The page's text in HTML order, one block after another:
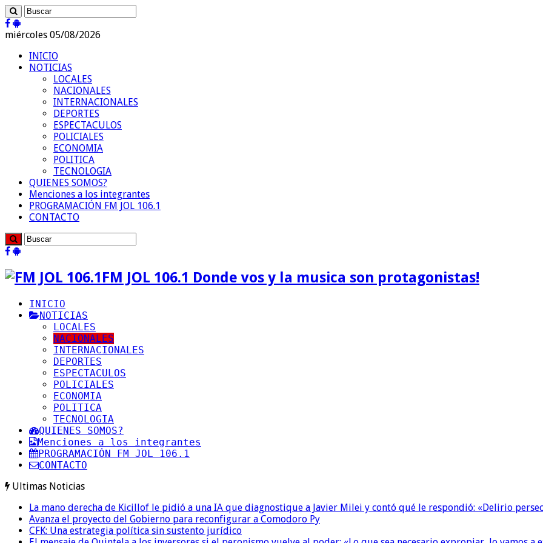
miércoles 05/08/2026
INICIO
NOTICIAS
LOCALES
NACIONALES
INTERNACIONALES
DEPORTES
ESPECTACULOS
POLICIALES
ECONOMIA
POLITICA
TECNOLOGIA
QUIENES SOMOS?
Menciones a los integrantes
PROGRAMACIÓN FM JOL 106.1
CONTACTO
FM JOL 106.1 Donde vos y la musica son protagonistas!
INICIO
NOTICIAS
LOCALES
NACIONALES
INTERNACIONALES
DEPORTES
ESPECTACULOS
POLICIALES
ECONOMIA
POLITICA
TECNOLOGIA
QUIENES SOMOS?
Menciones a los integrantes
PROGRAMACIÓN FM JOL 106.1
CONTACTO
Ultimas Noticias
La mano derecha de Kicillof le pidió a una IA que diagnostique a Javier Milei y contó qué le respondió: «Delirio
Avanza el proyecto del Gobierno para reconfigurar a Comodoro Py
CFK: Una estrategia política sin sustento jurídico